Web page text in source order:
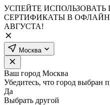
УСПЕЙТЕ
СЕРТИФИКАТЫ В
АВГУСТА!
Москва
Ваш город Москва
Убедитесь, что город выбран
Да
Выбрать другой